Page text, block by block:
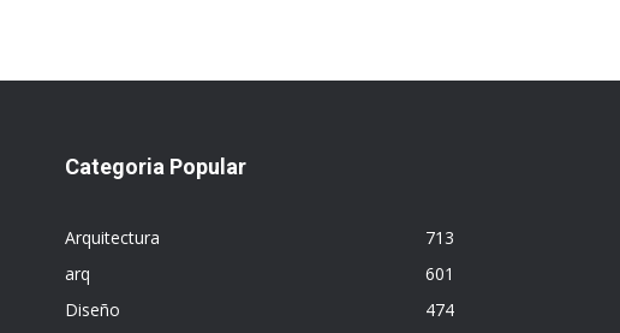
Categoria Popular
Arquitectura
713
arq
601
Diseño
474